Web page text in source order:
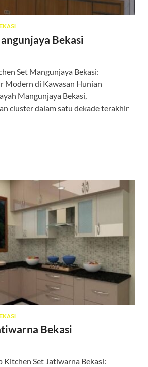
Bekasi
Set Mangunjaya Bekasi:
Modern di Kawasan Hunian
Mangunjaya Bekasi,
cluster dalam satu dekade terakhir
Bekasi
Kitchen Set Jatiwarna Bekasi: